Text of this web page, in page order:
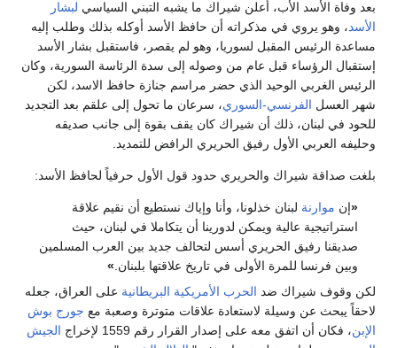
بعد وفاة الأسد الأب، أعلن شيراك ما يشبه التبني السياسي لبشار
الأسد، وهو يروي في مذكراته أن حافظ الأسد أوكله بذلك وطلب إليه
مساعدة الرئيس المقبل لسوريا، وهو لم يقصر، فاستقبل بشار الأسد
إستقبال الرؤساء قبل عام من وصوله إلى سدة الرئاسة السورية، وكان
الرئيس الغربي الوحيد الذي حضر مراسم جنازة حافظ الاسد، لكن
شهر العسل الفرنسي-السوري، سرعان ما تحول إلى علقم بعد التجديد
للحود في لبنان، ذلك أن شيراك كان يقف بقوة إلى جانب صديقه
وحليفه العربي الأول رفيق الحريري الرافض للتمديد.
بلغت صداقة شيراك والحريري حدود قول الأول حرفياً لحافظ الأسد:
«إن موارنة لبنان خذلونا، وأنا وإياك نستطيع أن نقيم علاقة
استراتيجية عالية ويمكن لدورينا أن يتكاملا في لبنان، حيث
صديقنا رفيق الحريري أسس لتحالف جديد بين العرب المسلمين
وبين فرنسا للمرة الأولى في تاريخ علاقتها بلبنان.»
لكن وقوف شيراك ضد الحرب الأمريكية البريطانية على العراق، جعله
لاحقاً يبحث عن وسيلة لاستعادة علاقات متوترة وصعبة مع جورج بوش
الإبن، فكان أن اتفق معه على إصدار القرار رقم 1559 لإخراج
الجيش